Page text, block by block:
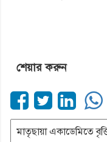
শেয়ার করুন